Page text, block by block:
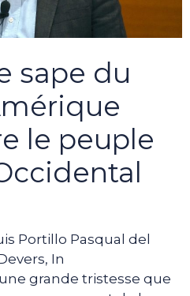
sape du
le peuple
Portillo Pasqual del
In
grande tristesse que